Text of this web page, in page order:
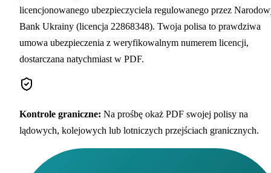
licencjonowanego ubezpieczyciela regulowanego przez
Bank Ukrainy (licencja 22868348). Twoja polisa to prawdziwa
umowa ubezpieczenia z weryfikowalnym numerem licencji,
dostarczana natychmiast w PDF.
Kontrole graniczne: Na prośbę okaż PDF swojej polisy na
lądowych, kolejowych lub lotniczych przejściach granicznych.